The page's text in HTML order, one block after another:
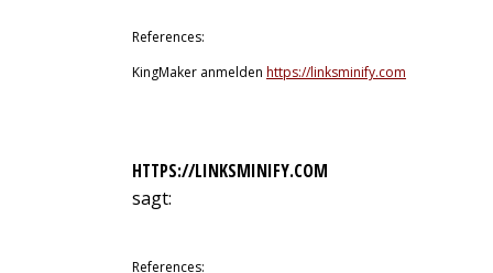
References:
KingMaker anmelden https://linksminify.com
HTTPS://LINKSMINIFY.COM
sagt:
References: